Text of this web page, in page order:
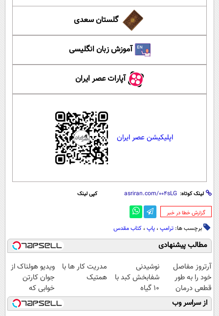
گلستان سعدی
آموزش زبان انگلیسی
آپارات عصر ایران
اپلیکیشن عصر ایران
لینک کوتاه: کپی لینک
‌گزارش خطا در خبر
برچسب ها: ترامپ ، پاپ ، کتاب مقدس
مطالب پیشنهادی
آرتروز مفاصل
خود را به طور
قطعی درمان
کنید!
◗پرسش‌نامه◖
نوشیدنی
شفابخش کبد با
10 گیاه
موثر(تخفیف تا
امشب)
مدریت کار ها با
همتیک
ویدیو هولناک از
جوان کارتن
خوابی که
میلیاردر شد.
آموزش رایگان
از سراسر وب